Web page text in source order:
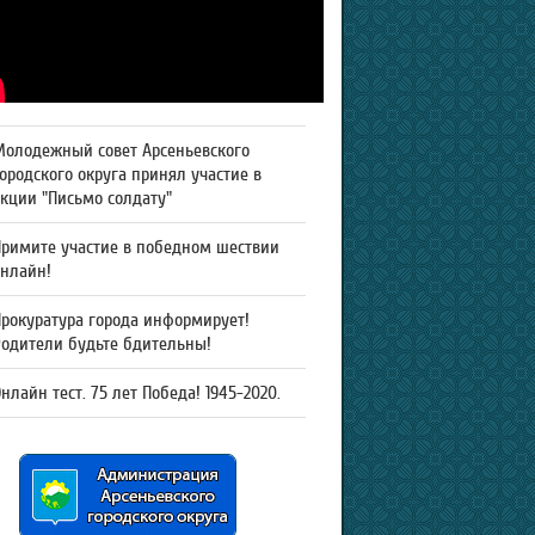
совет Арсеньевского
округа принял участие в
"Письмо солдату"
участие в победном шествии
города информирует!
будьте бдительны!
тест. 75 лет Победа! 1945-2020.